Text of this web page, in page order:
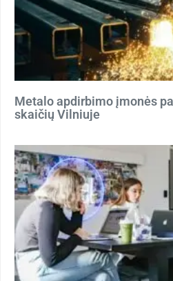
Metalo apdirbimo įmonės
skaičių Vilniuje